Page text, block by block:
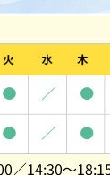
／14:30～